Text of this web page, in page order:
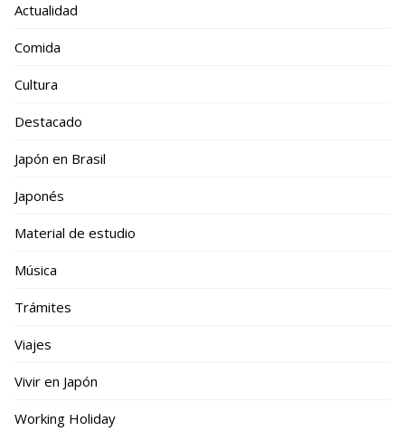
Actualidad
Comida
Cultura
Destacado
Japón en Brasil
Japonés
Material de estudio
Música
Trámites
Viajes
Vivir en Japón
Working Holiday